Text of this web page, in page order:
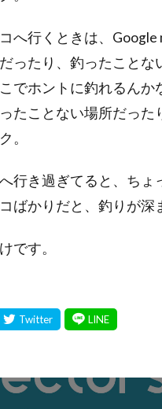
へ行くときは、
ったり、釣ったこと
こでホントに釣れるんか
たことない場所だっ
。
行き過ぎてると、ち
ばかりだと、釣りが深
です。